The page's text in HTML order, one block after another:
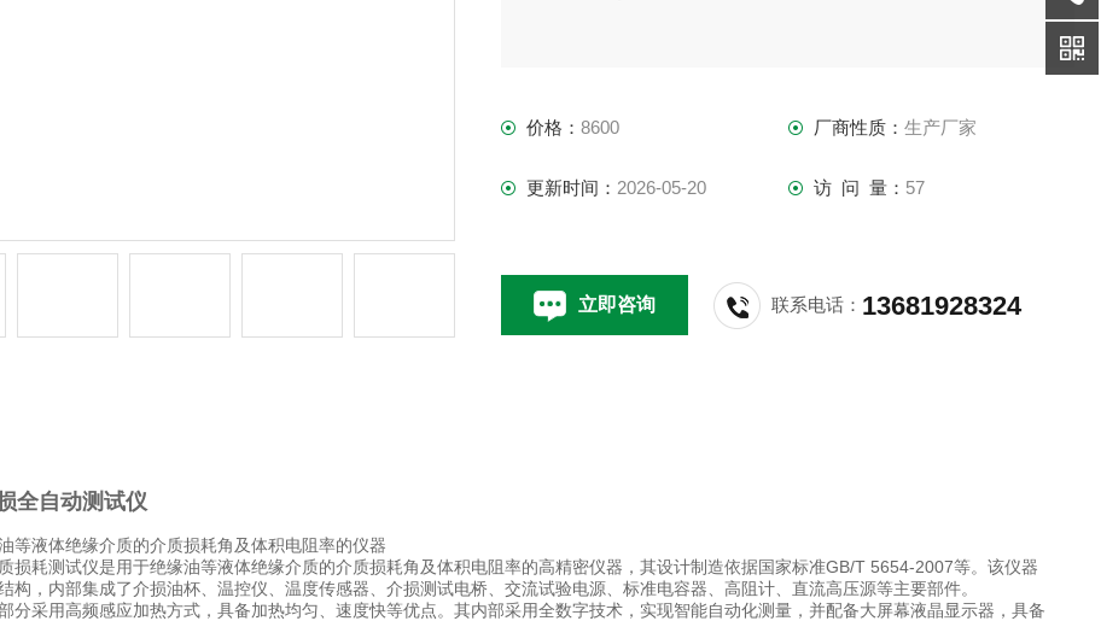
价格：8600 厂商性质： 生产厂家
更新时间： 2026-05-20 访 问 量： 57
立即咨询 联系电话： 13681928324
全自动测试仪
等液体绝缘介质的介质损耗角及体积电阻率的仪器
损耗测试仪是用于绝缘油等液体绝缘介质的介质损耗角及体积电阻率的高精密仪器，其设计制造依据国家标准GB/T 5654-2007等。该仪器
构，内部集成了介损油杯、温控仪、温度传感器、介损测试电桥、交流试验电源、标准电容器、高阻计、直流高压源等主要部件。
分采用高频感应加热方式，具备加热均匀、速度快等优点。其内部采用全数字技术，实现智能自动化测量，并配备大屏幕液晶显示器，具备